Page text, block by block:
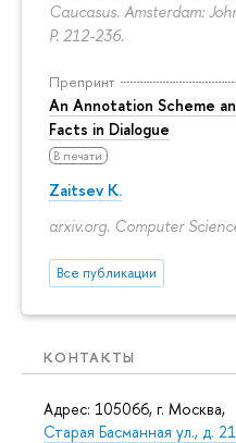
Caucasus. Amsterdam:
P. 212-236.
Препринт
An Annotation Scheme
Facts in Dialogue
В печати
Zaitsev K.
arxiv.org. Computer
Все публикации
КОНТАКТЫ
Адрес: 105066, г. Москва,
Старая Басманная ул., д.